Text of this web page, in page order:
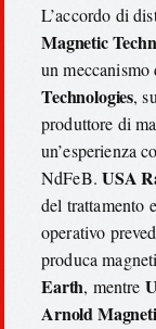
L’accordo di
Magnetic
un
Technologies,
produttore di
un’esperienza
NdFeB.USA
del trattamento
operativo
produca
Earth, mentre
Arnold